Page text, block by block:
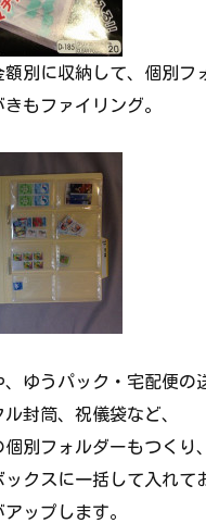
別に収納して、個別フ
もファイリング。
ゆうパック・宅配便の
封筒、祝儀袋など、
別フォルダーもつくり、
クスに一括して入れて
ップします。